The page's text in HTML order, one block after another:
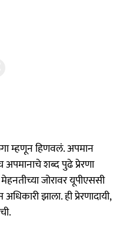
म्हणून हिणवलं. अपमान
अपमानाचे शब्द पुढे प्रेरणा
जोरावर यूपीएससी
झाला. ही प्रेरणादायी,